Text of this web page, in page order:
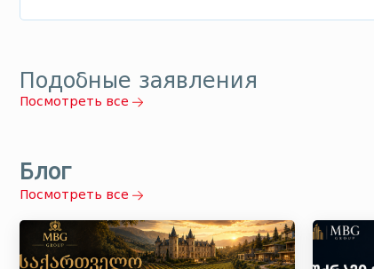
Подобные заявления
Посмотреть все
Блог
Посмотреть все